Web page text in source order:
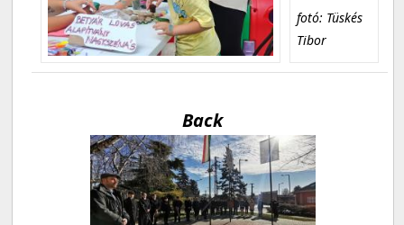
fotó: Tüskés
Tibor
Back